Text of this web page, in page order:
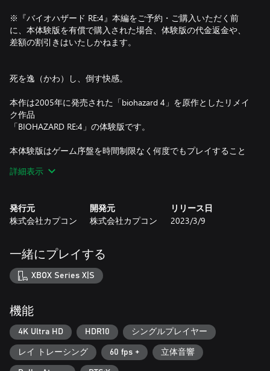
※『バイオハザード RE:4』本編をご予約・ご購入いただく前
に、本体験版を有償で購入された場合、体験版の代金返金や、
差額の割引きはいたしかねます。
死を逸（かわ）し、倒す快感。
本作は2005年に発売された「biohazard 4」を原作としたリメイ
ク作品
「BIOHAZARD RE:4」の体験版です。
本体験版はゲーム序盤を時間制限なく何度でもプレイすること
※製品版とは一部仕様が異なっている部分がございます。
によって蘇った
最新のサバイバルホラーをお楽しみください。
詳細表示
発行元
株式会社カプコン
開発元
株式会社カプコン
リリース日
2023/3/9
一緒にプレイする
XBOX Series X|S
機能
4K Ultra HD HDR10 シングルプレイヤー
レイ トレーシング 60 fps + 立体音響